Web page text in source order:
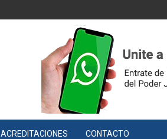
ACREDITACIONES CONTACTO